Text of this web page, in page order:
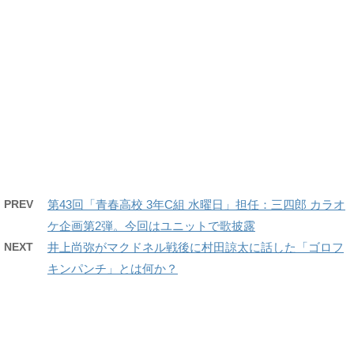
PREV
第43回「青春高校 3年C組 水曜日」担任：三四郎 カラオ
ケ企画第2弾。今回はユニットで歌披露
NEXT
井上尚弥がマクドネル戦後に村田諒太に話した「ゴロフ
キンパンチ」とは何か？